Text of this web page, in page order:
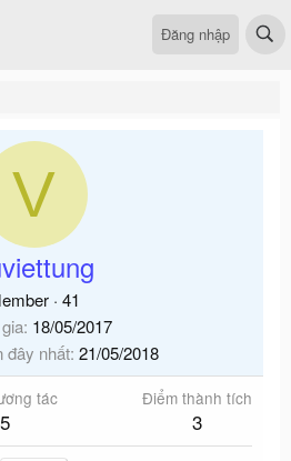
Đăng nhập
V
· 41
18/05/2017
đây nhất 21/05/2018
tác
5
Điểm thành tích
3